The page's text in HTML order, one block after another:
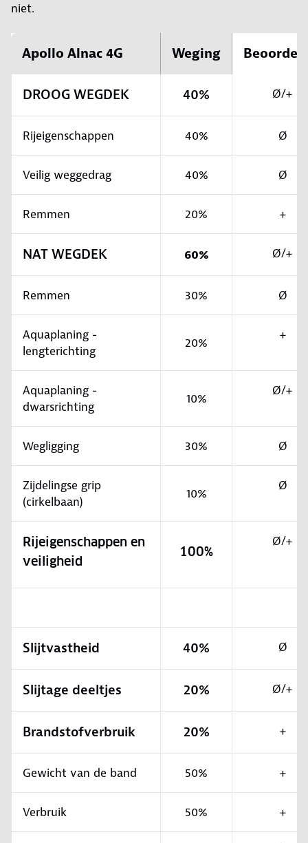
niet.
Apollo Alnac 4G Weging
DROOG WEGDEK 40% Ø/+
Rijeigenschappen 40% Ø
Veilig weggedrag 40% Ø
Remmen 20% +
NAT WEGDEK 60% Ø/+
Remmen 30% Ø
Aquaplaning -
lengterichting
20%
+
Aquaplaning -
dwarsrichting
10%
Ø/+
Wegligging 30% Ø
Zijdelingse grip
(cirkelbaan)
10%
Ø
Rijeigenschappen en
veiligheid
100%
Ø/+
Slijtvastheid 40% Ø
Slijtage deeltjes 20% Ø/+
Brandstofverbruik 20% +
Gewicht van de band 50% +
Verbruik 50% +